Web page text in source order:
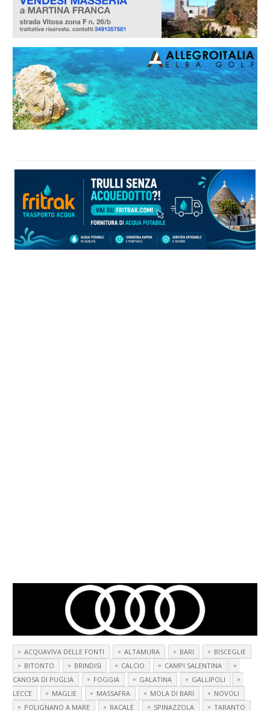
ACQUAVIVA DELLE FONTI ALTAMURA BARI
BISCEGLIE
BITONTO
BRINDISI CALCIO
CAMPI SALENTINA
CANOSA DI PUGLIA
FOGGIA GALATINA
GALLIPOLI
LECCE
MAGLIE MASSAFRA MOLA DI BARI
NOVOLI
POLIGNANO A MARE
RACALE SPINAZZOLA
TARANTO